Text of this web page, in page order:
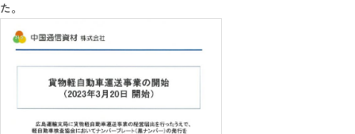
た。